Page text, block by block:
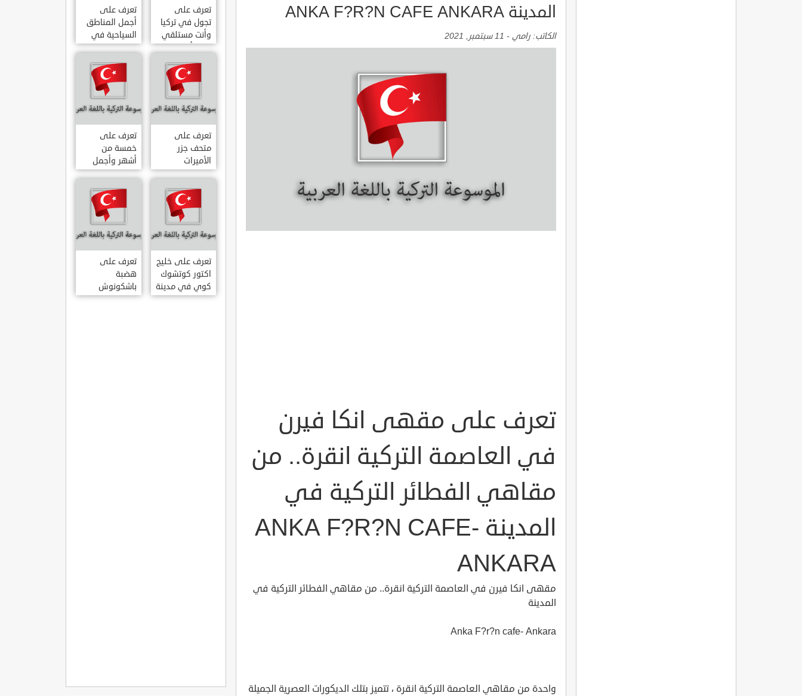
المدينة ANKA F?R?N CAFE ANKARA
الكاتب: رامي - 11 سبتمبر, 2021
تعرف على مقهى انكا فيرن
في العاصمة التركية انقرة.. من
مقاهي الفطائر التركية في
المدينة ANKA F?R?N CAFE-
ANKARA
مقهى انكا فيرن في العاصمة التركية انقرة.. من مقاهي الفطائر التركية في
المدينة
Anka F?r?n cafe- Ankara
واحدة من مقاهي العاصمة التركية انقرة ، تتميز بتلك الديكورات العصرية الجميلة
تعرف على
تجول في تركيا
وأنت مستلقي
على أريكتك
..السياحة
الافتراضية.
تعرف على
أجمل المناطق
السياحية في
اسطنبول
المشهورة في
تعرف على
متحف جزر
الأميرات
ADALAR
MÜZESI
تعرف على
خمسة من
أشهر وأجمل
قصور اسطنبول
تعرف على خليج
اكتور كوتشوك
كوي في مدينة
داتشا الساحلية
تعرف على
هضبة
باشكونوش
الطبيعية في